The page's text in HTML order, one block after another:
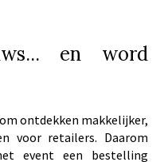
en word
ontdekken makkelijker,
voor retailers. Daarom
event een bestelling